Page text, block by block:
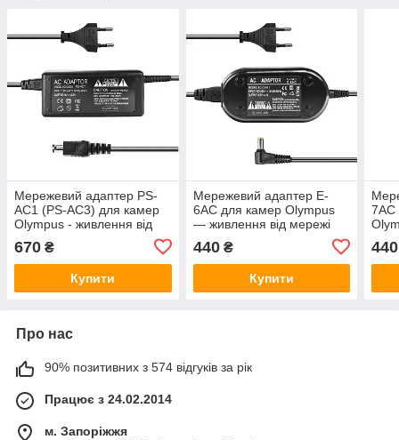
Мережевий адаптер PS-
AC1 (PS-AC3) для камер
Olympus - живлення від
670 ₴
Купити
Мережевий адаптер E-
6AC для камер Olympus
— живлення від мережі
440₴
Купити
7AC
440
Про нас
90% позитивних з 574 відгуків за рік
Працює з 24.02.2014
м. Запоріжжя